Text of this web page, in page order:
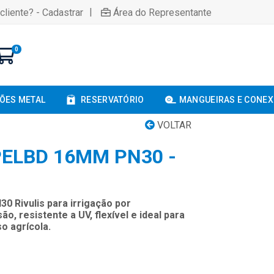
- Cadastrar | Área do Representante
0
METAL RESERVATÓRIO MANGUEIRAS E
VOLTAR
16MM PN30 -
Rivulis para irrigação por
resistente a UV, flexível e ideal para
agrícola.